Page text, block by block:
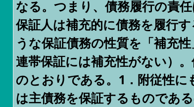
なる。つまり、債務履行の責
保証人は補充的に債務を履行
うな保証債務の性質を「補充
連帯保証には補充性がない）
のとおりである。1．附従性に
は主債務を保証するものであ